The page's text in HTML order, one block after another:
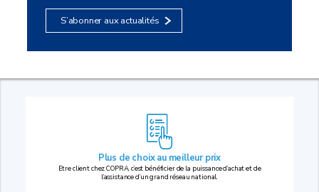
S’abonner aux actualités
Plus de choix au meilleur prix
Etre client chez COPRA, c’est bénéficier de la puissance d’achat et de
l’assistance d’un grand réseau national.